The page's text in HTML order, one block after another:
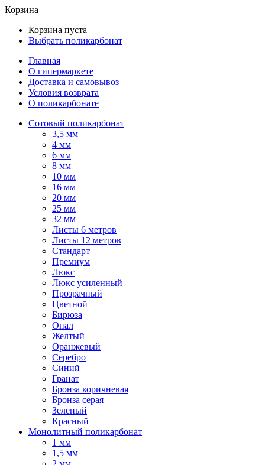
Корзина
Корзина пуста
Выбрать поликарбонат
Главная
О гипермаркете
Доставка и самовывоз
Условия возврата
О поликарбонате
Сотовый поликарбонат
3,5 мм
4 мм
6 мм
8 мм
10 мм
16 мм
20 мм
25 мм
32 мм
Листы 6 метров
Листы 12 метров
Стандарт
Премиум
Люкс
Люкс усиленный
Прозрачный
Цветной
Бирюза
Опал
Желтый
Оранжевый
Серебро
Синий
Гранат
Бронза коричневая
Бронза серая
Зеленый
Красный
Монолитный поликарбонат
1 мм
1,5 мм